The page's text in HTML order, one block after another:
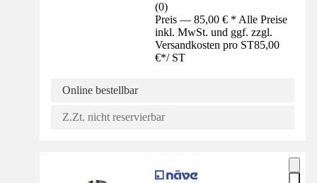
(0)
Preis — 85,00 € * Alle Preise
inkl. MwSt. und ggf. zzgl.
Versandkosten pro ST85,00
€*/ ST
Online bestellbar
Z.Zt. nicht reservierbar